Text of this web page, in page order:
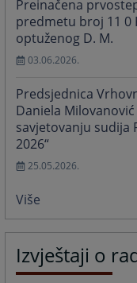
Preinačena
predmetu broj 11 0
optuženog D. M.
03.06.2026.
Predsjednica
Daniela
savjetovanju sudija
2026“
25.05.2026.
Više
Izvještaji o